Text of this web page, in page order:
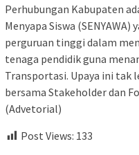
Perhubungan Kabupaten
Menyapa Siswa
perguruan tinggi dalam
tenaga pendidik guna
Transportasi. Upaya ini tak
bersama Stakeholder dan
(Advetorial)
Post Views: 133